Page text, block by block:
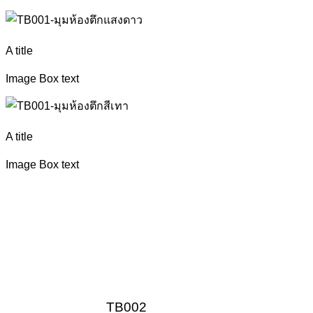
A title
Image Box text
A title
Image Box text
TB002